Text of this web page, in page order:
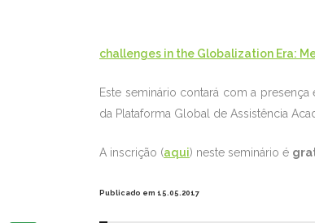
challenges in the Globalization Era:
Este seminário contará com a
da Plataforma Global de Assistência
A inscrição (aqui) neste seminário é
Publicado em 15.05.2017